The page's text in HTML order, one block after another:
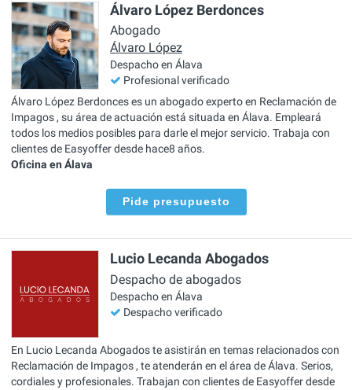
Álvaro López Berdonces
Abogado
Álvaro López
Despacho en Álava
Profesional verificado
Álvaro López Berdonces es un abogado experto en Reclamación de
Impagos , su área de actuación está situada en Álava. Empleará
todos los medios posibles para darle el mejor servicio. Trabaja con
clientes de Easyoffer desde hace8 años.
Oficina en Álava
Pide presupuesto
Lucio Lecanda Abogados
Despacho de abogados
Despacho en Álava
Despacho verificado
En Lucio Lecanda Abogados te asistirán en temas relacionados con
Reclamación de Impagos , te atenderán en el área de Álava. Serios,
cordiales y profesionales. Trabajan con clientes de Easyoffer desde